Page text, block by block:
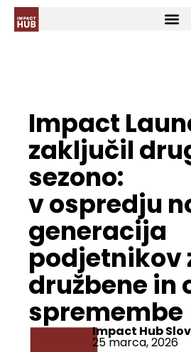
Impact
zaključil
sezono:
v ospredju
generacija
podjetnikov
družbene in
spremembe
Impact Hub
25 marca, 2026